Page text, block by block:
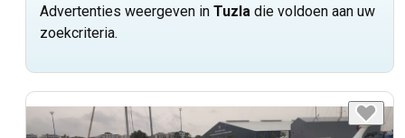
Advertenties weergeven in Tuzla die voldoen aan uw
zoekcriteria.